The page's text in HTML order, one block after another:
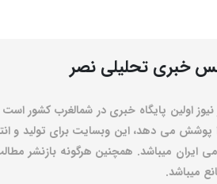
خبری تحلیلی نصر
اولین پایگاه خبری در شمالغرب کشور
پوشش می دهد، این وبسایت برای تولید و
ایران میباشد. همچنین هرگونه بازنشر
میباشد.